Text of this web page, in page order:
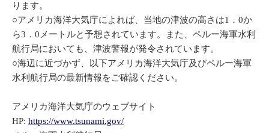
ります。
○アメリカ海洋大気庁によれば、当地の津波の高さは1．0か
ら3．0メートルと予想されています。また、ペルー海軍水利
航行局においても、津波警報が発令されています。
○海辺に近づかず、以下アメリカ海洋大気庁及びペルー海軍
水利航行局の最新情報をご確認ください。
アメリカ海洋大気庁のウェブサイト
HP: https://www.tsunami.gov/